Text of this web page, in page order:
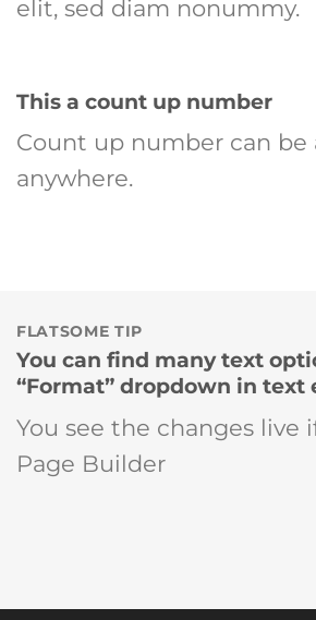
elit, sed diam nonummy.
This a count up number
Count up number can be
anywhere.
FLATSOME TIP
You can find many text
“Format” dropdown in text
You see the changes live
Page Builder